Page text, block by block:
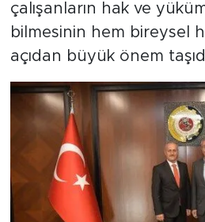
çalışanların hak ve
bilmesinin hem bireysel
açıdan büyük önem